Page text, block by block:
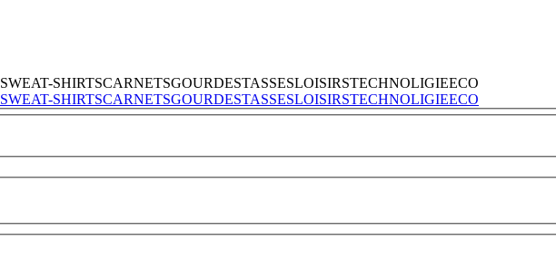
SWEAT-SHIRTSCARNETSGOURDESTASSESLOISIRSTECHNOLIGIEECO
SWEAT-SHIRTSCARNETSGOURDESTASSESLOISIRSTECHNOLIGIEECO